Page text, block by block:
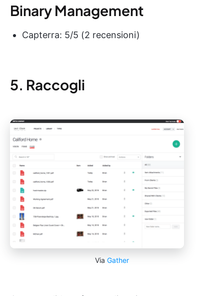
Binary Management
Capterra: 5/5 (2 recensioni)
5. Raccogli
Via Gather